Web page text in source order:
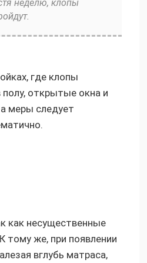
неделю, клопы
где клопы
открытые окна и
меры следует
как несущественные
тому же, при появлении
вглубь матраса,